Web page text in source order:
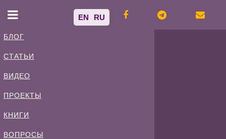
БЛОГ
СТАТЬИ
ВИДЕО
ПРОЕКТЫ
КНИГИ
ВОПРОСЫ
EN RU
Спиваковский
Блог